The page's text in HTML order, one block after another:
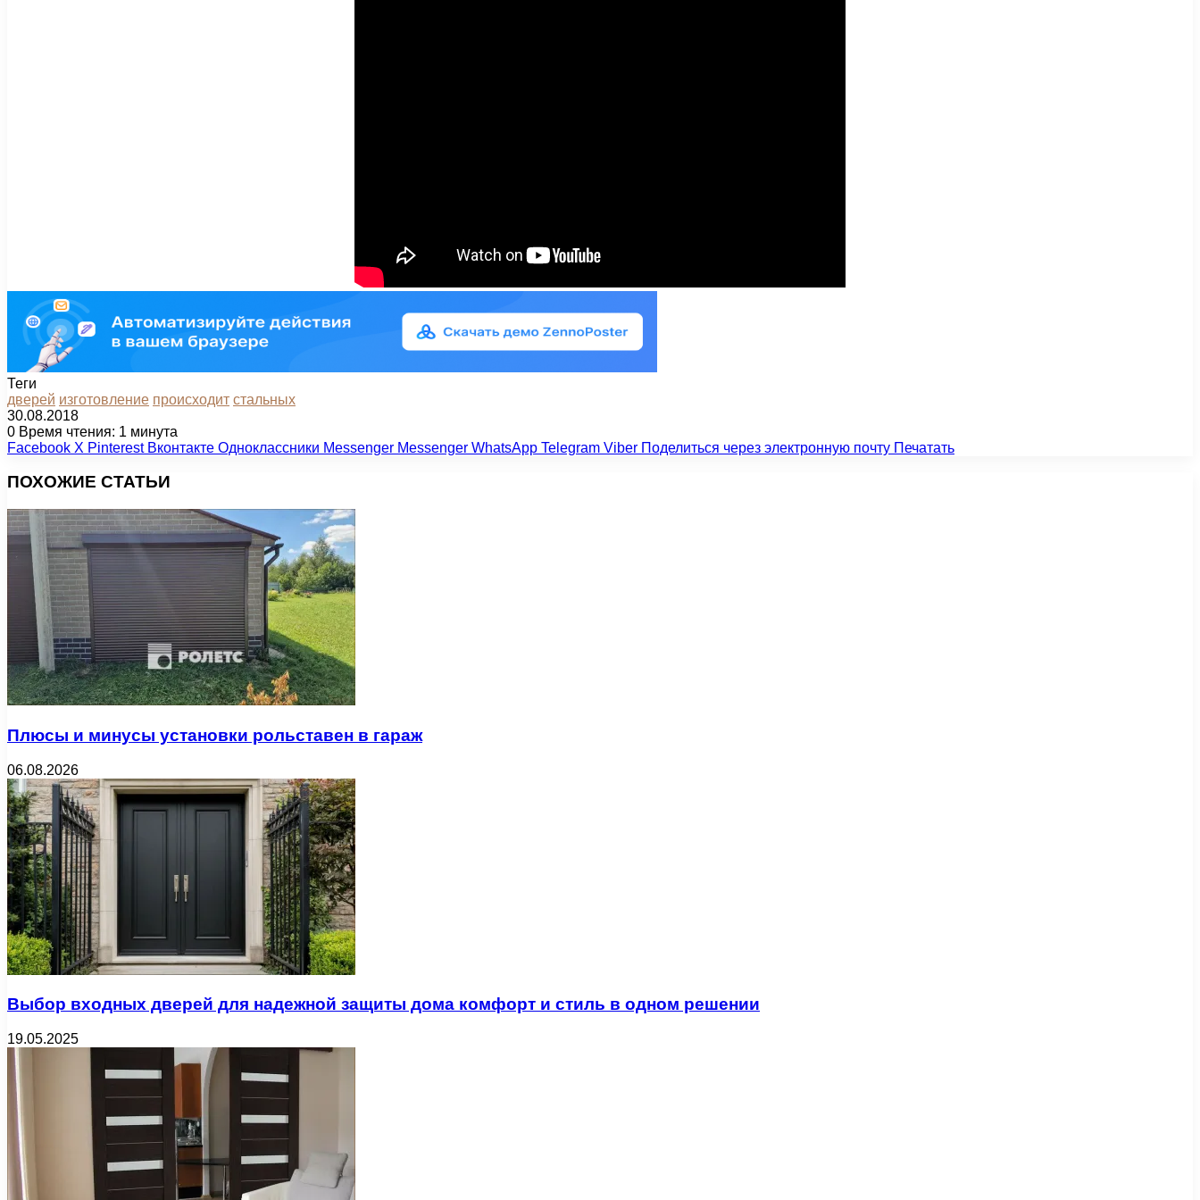
Теги
дверей изготовление происходит стальных
30.08.2018
0 Время чтения: 1 минута
Facebook X Pinterest Вконтакте Одноклассники Messenger Messenger WhatsApp Telegram Viber Поделиться через электронную почту Печатать
ПОХОЖИЕ СТАТЬИ
Плюсы и минусы установки рольставен в гараж
06.08.2026
Выбор входных дверей для надежной защиты дома комфорт и стиль в одном решении
19.05.2025